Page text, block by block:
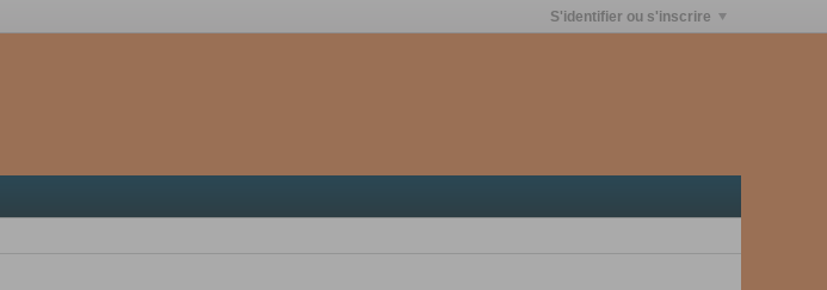
S'identifier ou s'inscrire